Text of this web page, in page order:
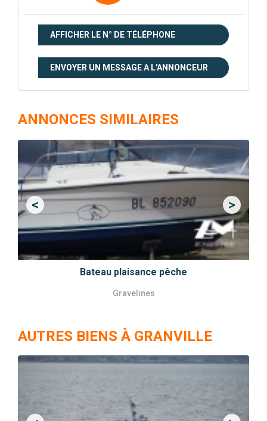
AFFICHER LE N° DE TÉLÉPHONE
ENVOYER UN MESSAGE A L'ANNONCEUR
ANNONCES SIMILAIRES
Bateau plaisance pêche
Gravelines
<Previous >Next
AUTRES BIENS À GRANVILLE